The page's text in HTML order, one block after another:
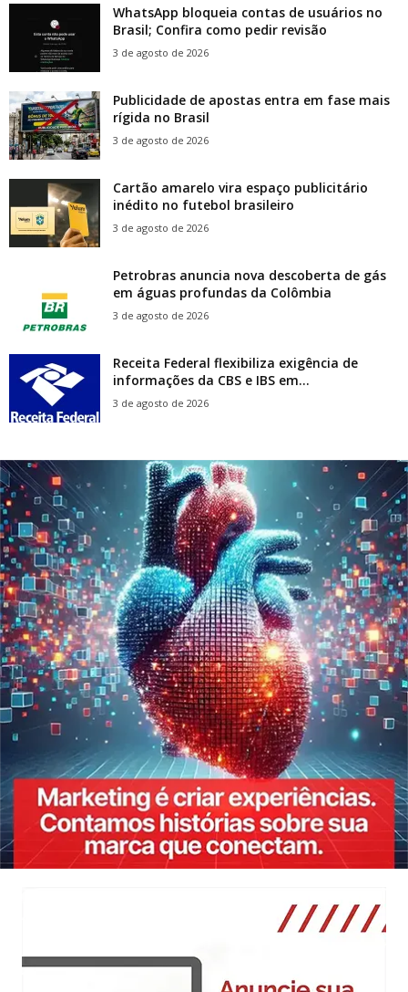
WhatsApp bloqueia contas de usuários no
Brasil; Confira como pedir revisão
3 de agosto de 2026
Publicidade de apostas entra em fase mais
rígida no Brasil
3 de agosto de 2026
Cartão amarelo vira espaço publicitário
inédito no futebol brasileiro
3 de agosto de 2026
Petrobras anuncia nova descoberta de gás
em águas profundas da Colômbia
3 de agosto de 2026
Receita Federal flexibiliza exigência de
informações da CBS e IBS em...
3 de agosto de 2026